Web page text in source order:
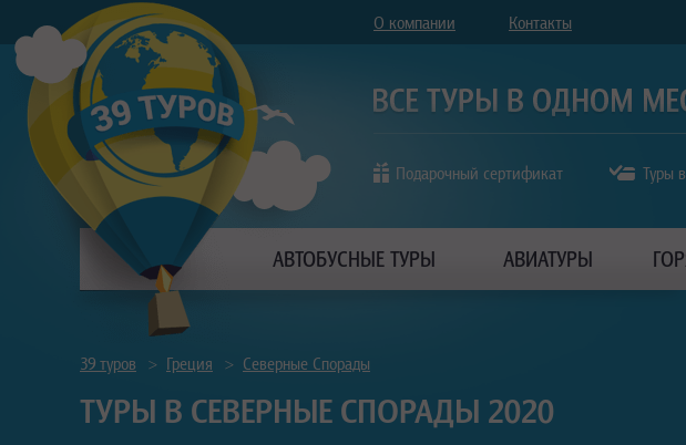
О компании Контакты
Подарочный сертификат Туры
АВТОБУСНЫЕ ТУРЫ АВИАТУРЫ
39 туров > Греция > Северные Спорады
ТУРЫ В СЕВЕРНЫЕ СПОРАДЫ 2020